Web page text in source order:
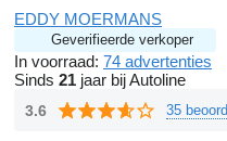
EDDY MOERMANS
Geverifieerde verkoper
In voorraad: 74 advertenties
Sinds 21 jaar bij Autoline
3.6 35